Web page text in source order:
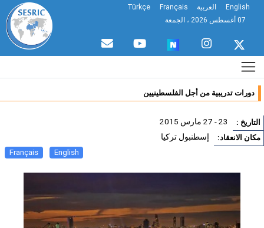
English العربية Français
Türkçe
دورات تدريبية من أجل الفلسطينيين
: 23 - 27 مارس 2015
الانعقاد: إسطنبول تركيا
English
Français